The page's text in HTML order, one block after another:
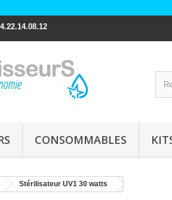
CONSOMMABLES
Stérilisateur UV1 30 watts